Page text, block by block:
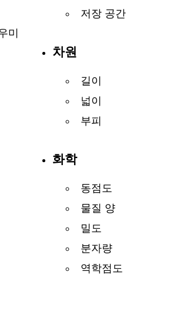
미
저장 공간
차원
길이
넓이
부피
화학
동점도
물질 양
밀도
분자량
역학점도